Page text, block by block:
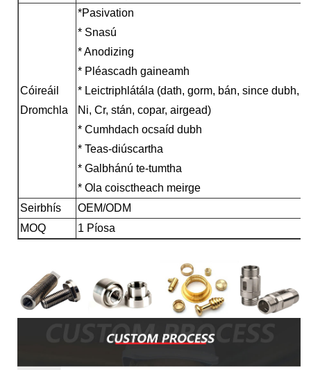
Cóireáil
Dromchla
*Pasivation
* Snasú
* Anodizing
* Pléascadh gaineamh
* Leictriphlátála (dath, gorm, bán, since dubh,
Ni, Cr, stán, copar, airgead)
* Cumhdach ocsaíd dubh
* Teas-diúscartha
* Galbhánú te-tumtha
* Ola coisctheach meirge
Seirbhís
OEM/ODM
MOQ
1 Píosa